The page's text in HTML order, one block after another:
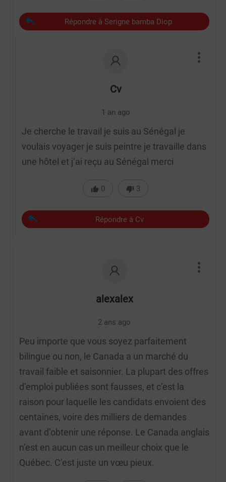
Répondre à Serigne bamba Diop
Cv
1 an ago
Je cherche le travail je suis au Sénégal je
voulais voyager je suis peintre je travaille dans
une hôtel et j’ai reçu au Sénégal merci
0 3
Répondre à Cv
alexalex
2 ans ago
Peu importe que vous soyez parfaitement
bilingue ou non, le Canada a un marché du
travail faible et saisonnier. La plupart des offres
d’emploi publiées sont fausses, et c’est la
raison pour laquelle les candidats envoient des
centaines, voire des milliers de demandes
avant d’obtenir une réponse. Le Canada anglais
n’est en aucun cas un meilleur choix que le
Québec. C’est juste un vœu pieux.